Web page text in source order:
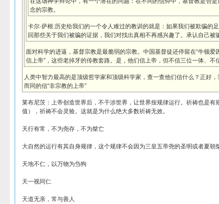
念的宗教。
卡尔·萨根:历史给我们的一个令人难过的教训的就是：如果我们被欺骗的
回那些关于我们被骗的证据，我们对找出真相不再感兴趣了。承认自己被
面对科学的进逼，基督宗教是最脆弱的宗教。中国基督徒还停留在“牛顿爱
信上帝”，这些老掉牙的传教套路。是，他们信上帝，但不信三位一体、不
人类中智力最高的是顶级哲学家和顶级科学家，查一查他们信什么？正好
而同的信“非宗教的上帝”
莱布尼茨：上帝创造世界后，不干涉世界，让世界按规律运行。祈祷也是有
值），祈祷不会灵验。这就是为什么绝大多数祈祷无效。
天行有常，不为尧存，不为桀亡
大自然的运行有其自身规律，这个规律不会因为三皇五帝尧的圣明或者夏朝
天地不仁，以万物为刍狗
天一视同仁
天道无亲，常与善人